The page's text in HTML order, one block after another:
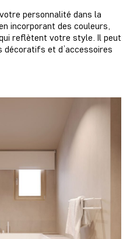
personnalité dans la
incorporant des couleurs,
reflètent votre style. Il peut
décoratifs et d’accessoires